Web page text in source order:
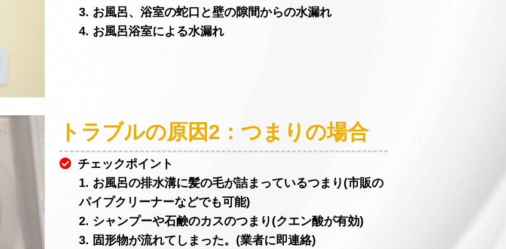
3. お風呂、浴室の蛇口と壁の隙間からの水漏れ
4. お風呂浴室による水漏れ
トラブルの原因2：つまりの場合
チェックポイント
1. お風呂の排水溝に髪の毛が詰まっているつまり(市販の
パイプクリーナーなどでも可能)
2. シャンプーや石鹸のカスのつまり(クエン酸が有効)
3. 固形物が流れてしまった。(業者に即連絡)